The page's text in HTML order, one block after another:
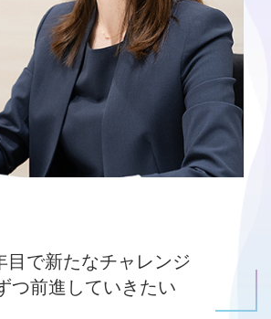
目で新たなチャレンジ
つ前進していきたい